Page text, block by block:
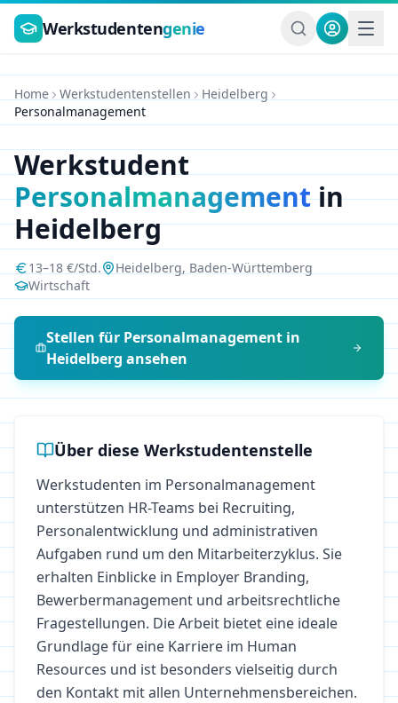
Zum Hauptinhalt springen
Werkstudentengenie
Home Werkstudentenstellen
Heidelberg
Personalmanagement
Werkstudent
Personalmanagementin
Heidelberg
13–18 €/Std. Heidelberg, Baden-Württemberg
Wirtschaft
Stellen für Personalmanagement in
Heidelberg ansehen
Über diese Werkstudentenstelle
Werkstudenten im Personalmanagement
unterstützen HR-Teams bei Recruiting,
Personalentwicklung und administrativen
Aufgaben rund um den Mitarbeiterzyklus. Sie
erhalten Einblicke in Employer Branding,
Bewerbermanagement und arbeitsrechtliche
Fragestellungen. Die Arbeit bietet eine ideale
Grundlage für eine Karriere im Human
Resources und ist besonders vielseitig durch
den Kontakt mit allen Unternehmensbereichen.